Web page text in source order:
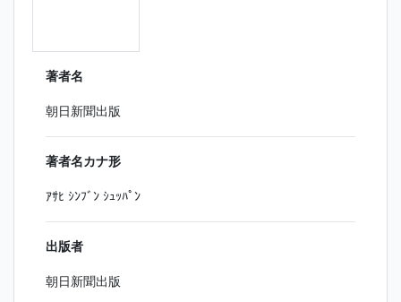
著者名
朝日新聞出版
著者名カナ形
ｱｻﾋ ｼﾝﾌﾞﾝ ｼｭｯﾊﾟﾝ
出版者
朝日新聞出版